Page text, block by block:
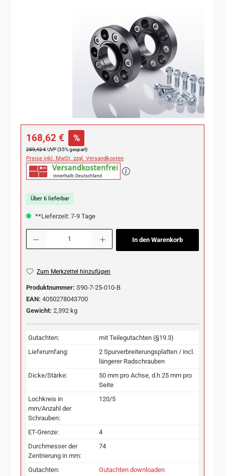
Verkaufspreis:
168,62 € %
Regulärer Preis:
259,42 €UVP (35% gespart)
Preise inkl. MwSt. zzgl. Versandkosten
Über 6 lieferbar
**Lieferzeit: 7-9 Tage
Produkt Anzahl: Gib den gewünschten Wert ein oder benutze die Schaltflächen
In den Warenkorb
Zum Merkzettel hinzufügen
Produktnummer: S90-7-25-010-B
EAN: 4050278043700
Gewicht: 2,392 kg
Gutachten:
mit Teilegutachten (§19.3)
Lieferumfang:
2 Spurverbreiterungsplatten / incl.
längerer Radschrauben
Dicke/Stärke:
50 mm pro Achse, d.h 25 mm pro
Seite
Lochkreis in
mm/Anzahl der
Schrauben:
120/5
ET-Grenze:
4
Durchmesser der
Zentrierung in mm:
74
Gutachten: Gutachten downloaden